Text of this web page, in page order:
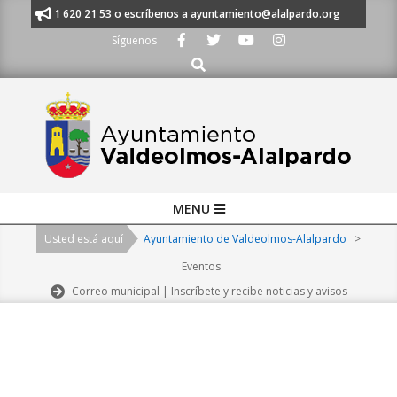
al 91 620 21 53 o escríbenos a ayuntamiento@alalpardo.org
Síguenos
Buscar
Navigation
MENU
Usted está aquí Ayuntamiento de Valdeolmos-Alalpardo
>
Eventos
Correo municipal | Inscríbete y recibe noticias y avisos